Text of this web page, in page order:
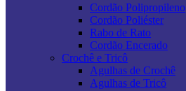
Cordão Polipropileno
Cordão Poliéster
Rabo de Rato
Cordão Encerado
Crochê e Tricô
Agulhas de Crochê
Agulhas de Tricô